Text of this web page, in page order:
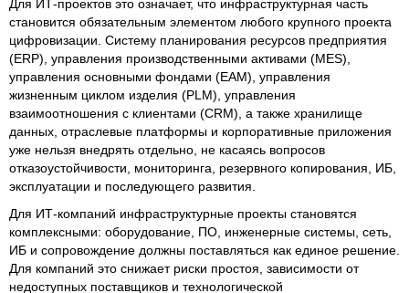
Для ИТ-проектов это означает, что инфраструктурная часть
становится обязательным элементом любого крупного проекта
цифровизации. Систему планирования ресурсов предприятия
(ERP), управления производственными активами (MES),
управления основными фондами (EAM), управления
жизненным циклом изделия (PLM), управления
взаимоотношения с клиентами (CRM), а также хранилище
данных, отраслевые платформы и корпоративные приложения
уже нельзя внедрять отдельно, не касаясь вопросов
отказоустойчивости, мониторинга, резервного копирования, ИБ,
эксплуатации и последующего развития.
Для ИТ-компаний инфраструктурные проекты становятся
комплексными: оборудование, ПО, инженерные системы, сеть,
ИБ и сопровождение должны поставляться как единое решение.
Для компаний это снижает риски простоя, зависимости от
недоступных поставщиков и технологической